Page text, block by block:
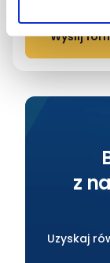
z
Uzyskaj